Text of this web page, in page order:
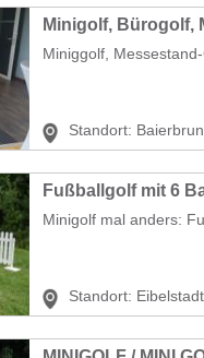
Minigolf, Bürogolf,
Miniggolf,
Standort:
Fußballgolf mit 6
Minigolf mal anders:
Standort: Eibelstadt